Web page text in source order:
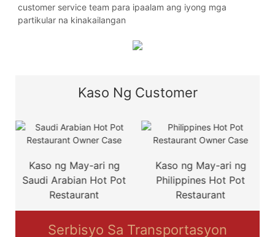
customer service team para ipaalam ang iyong mga
partikular na kinakailangan
Kaso Ng Customer
Kaso ng May-ari ng
Saudi Arabian Hot Pot
Restaurant
Kaso ng May-ari ng
Philippines Hot Pot
Restaurant
Serbisyo Sa Transportasyon